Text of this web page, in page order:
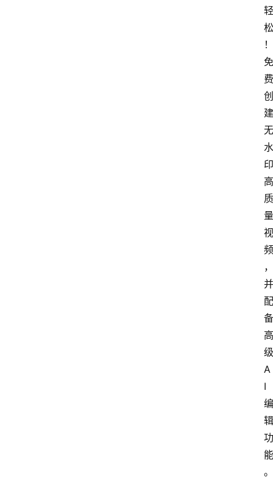
轻
松
！
免
费
创
建
无
水
印
高
质
量
视
频
，
并
配
备
高
级
A
I
编
辑
功
能
。